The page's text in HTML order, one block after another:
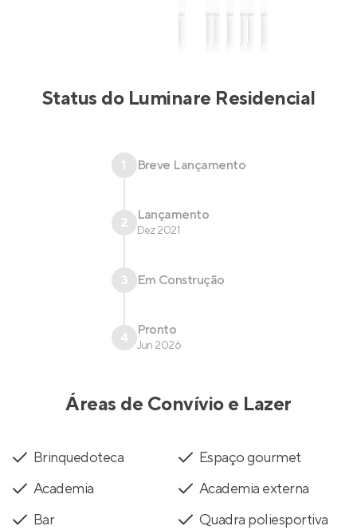
Status do Luminare Residencial
1 Breve Lançamento
2 Lançamento
Dez 2021
3 Em Construção
4 Pronto
Jun 2026
Áreas de Convívio e Lazer
Brinquedoteca
Espaço gourmet
Academia
Academia externa
Bar
Quadra poliesportiva